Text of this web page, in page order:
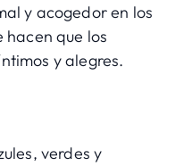
y acogedor en los
hacen que los
y alegres.
verdes y